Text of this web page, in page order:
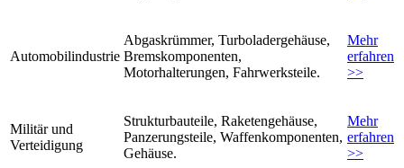
Automobilindustrie
Abgaskrümmer, Turboladergehäuse,
Bremskomponenten,
Motorhalterungen, Fahrwerksteile.
Mehr
erfahren
>>
Militär und
Verteidigung
Strukturbauteile, Raketengehäuse,
Panzerungsteile, Waffenkomponenten,
Gehäuse.
Mehr
erfahren
>>